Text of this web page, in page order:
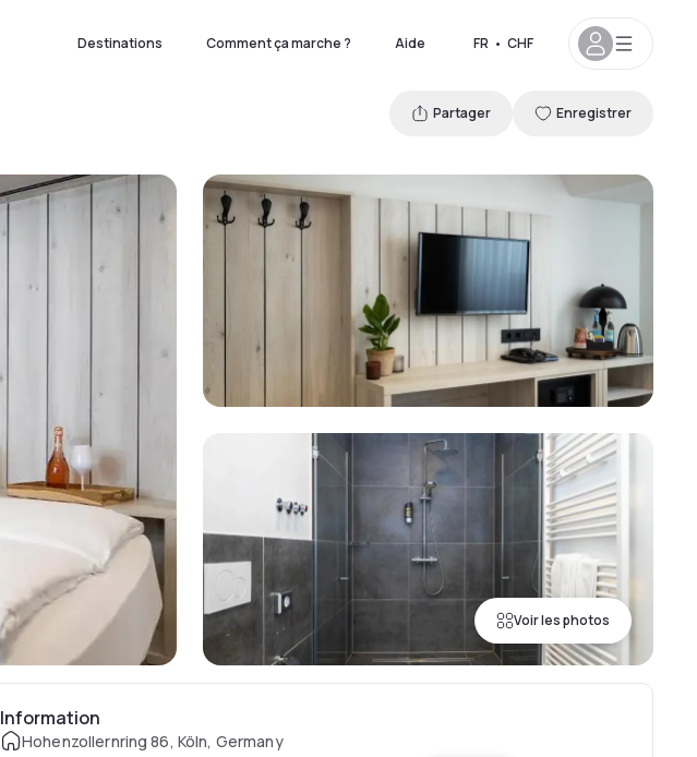
Destinations Comment ça marche ? Aide FR • CHF
Voir les photos
Partager Enregistrer
Information
Hohenzollernring 86, Köln, Germany